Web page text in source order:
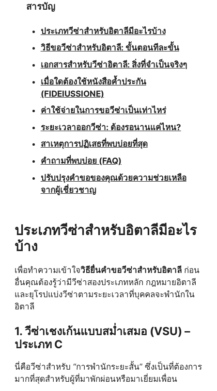
สารบัญ
ประเภทวีซ่าสำหรับอิตาลีมีอะไรบ้าง
วิธีขอวีซ่าสำหรับอิตาลี: ขั้นตอนทีละขั้น
เอกสารสำหรับวีซ่าอิตาลี: สิ่งที่จำเป็นจริงๆ
เมื่อใดต้องใช้หนังสือค้ำประกัน
(FIDEIUSSIONE)
ค่าใช้จ่ายในการขอวีซ่าเป็นเท่าไหร่
ระยะเวลาออกวีซ่า: ต้องรอนานแค่ไหน?
สาเหตุการปฏิเสธที่พบบ่อยที่สุด
คำถามที่พบบ่อย (FAQ)
ปรับปรุงคำขอของคุณด้วยความช่วยเหลือ
จากผู้เชี่ยวชาญ
ประเภทวีซ่าสำหรับอิตาลีมีอะไร
บ้าง
เพื่อทำความเข้าใจวิธียื่นคำขอวีซ่าสำหรับอิตาลี ก่อน
อื่นคุณต้องรู้ว่ามีวีซ่าสองประเภทหลัก กฎหมายอิตาลี
และยุโรปแบ่งวีซ่าตามระยะเวลาที่บุคคลจะพำนักใน
อิตาลี
1. วีซ่าเชงเก้นแบบสม่ำเสมอ (VSU) –
ประเภท C
นี่คือวีซ่าสำหรับ “การพำนักระยะสั้น” ซึ่งเป็นที่ต้องการ
มากที่สุดสำหรับผู้ที่มาพักผ่อนหรือมาเยี่ยมเพื่อน